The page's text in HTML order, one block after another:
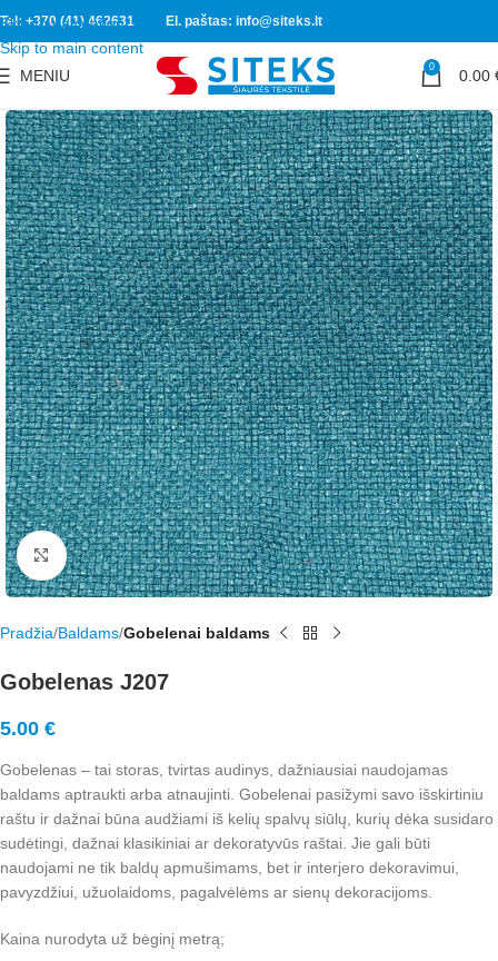
Skip to navigation
Skip to main content
Tel: +370 (41) 462631 El. paštas: info@siteks.lt
MENIU 0 0.00
Rodyti nuotrauką visame ekrane
Pradžia Baldams Gobelenai baldams
Gobelenas J207
5.00 €
Gobelenas – tai storas, tvirtas audinys, dažniausiai naudojamas
baldams aptraukti arba atnaujinti. Gobelenai pasižymi savo išskirtiniu
raštu ir dažnai būna audžiami iš kelių spalvų siūlų, kurių dėka susidaro
sudėtingi, dažnai klasikiniai ar dekoratyvūs raštai. Jie gali būti
naudojami ne tik baldų apmušimams, bet ir interjero dekoravimui,
pavyzdžiui, užuolaidoms, pagalvėlėms ar sienų dekoracijoms.
Kaina nurodyta už bėginį metrą;